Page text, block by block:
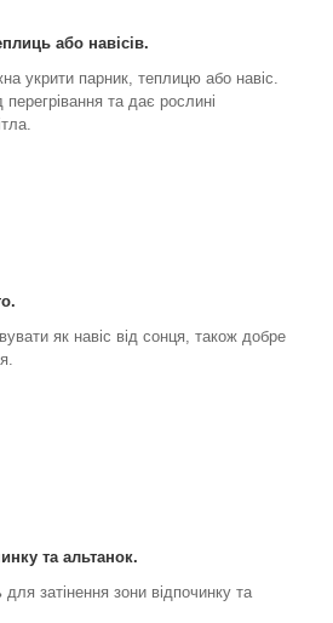
або навісів.
укрити парник, теплицю або навіс.
перегрівання та дає рослині
як навіс від сонця, також добре
та альтанок.
затінення зони відпочинку та